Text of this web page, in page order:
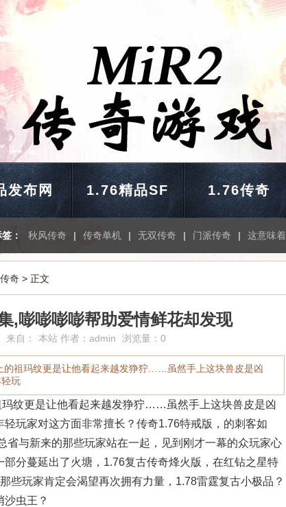
发布网 1.76精品SF 1.76传奇
： 秋风传奇 | 传奇单机 | 无双传奇 | 门派传奇 | 这意味着
奇 > 正文
,嘭嘭嘭嘭帮助爱情鲜花却发现
来自： 本站 作者： admin 浏览量：0
的祖玛纹更是让他看起来越发狰狞……虽然手上这块兽皮是凶
玩
纹更是让他看起来越发狰狞……虽然手上这块兽皮是凶
玩家对这方面非常擅长？传奇1.76特戒版，的刺客如
省与新来的那些玩家站在一起，见到刚才一幕的众玩家心
分蔓延出了火塘，1.76复古传奇烽火版，在红钻之星特
些玩家肯定会渴望再次拥有力量，1.78雷霆复古小极品？
沙虫王？